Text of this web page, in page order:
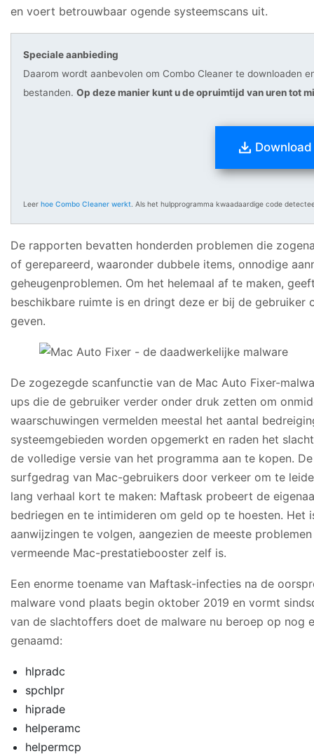
en voert betrouwbaar ogende systeemscans uit.
Speciale aanbieding
Daarom wordt aanbevolen om Combo Cleaner te downloaden
bestanden. Op deze manier kunt u de opruimtijd van uren tot
Leer hoe Combo Cleaner werkt . Als het hulpprogramma kwaadaardige code
De rapporten bevatten honderden problemen die
of gerepareerd, waaronder dubbele items, onnodige
geheugenproblemen. Om het helemaal af te maken,
beschikbare ruimte is en dringt deze er bij de gebruiker
geven.
De zogezegde scanfunctie van de Mac Auto Fixer-
ups die de gebruiker verder onder druk zetten om
waarschuwingen vermelden meestal het aantal
systeemgebieden worden opgemerkt en raden het
de volledige versie van het programma aan te kopen.
surfgedrag van Mac-gebruikers door verkeer om te
lang verhaal kort te maken: Maftask probeert de
bedriegen en te intimideren om geld op te hoesten. Het
aanwijzingen te volgen, aangezien de meeste
vermeende Mac-prestatiebooster zelf is.
Een enorme toename van Maftask-infecties na de
malware vond plaats begin oktober 2019 en vormt
van de slachtoffers doet de malware nu beroep op nog
genaamd:
hlpradc
spchlpr
hiprade
helperamc
helpermcp